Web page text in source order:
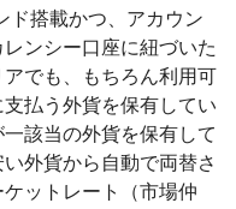
ド搭載かつ、アカウン
ンシー口座に紐づいた
でも、もちろん利用可
払う外貨を保有してい
該当の外貨を保有して
外貨から自動で両替さ
ットレート（市場仲